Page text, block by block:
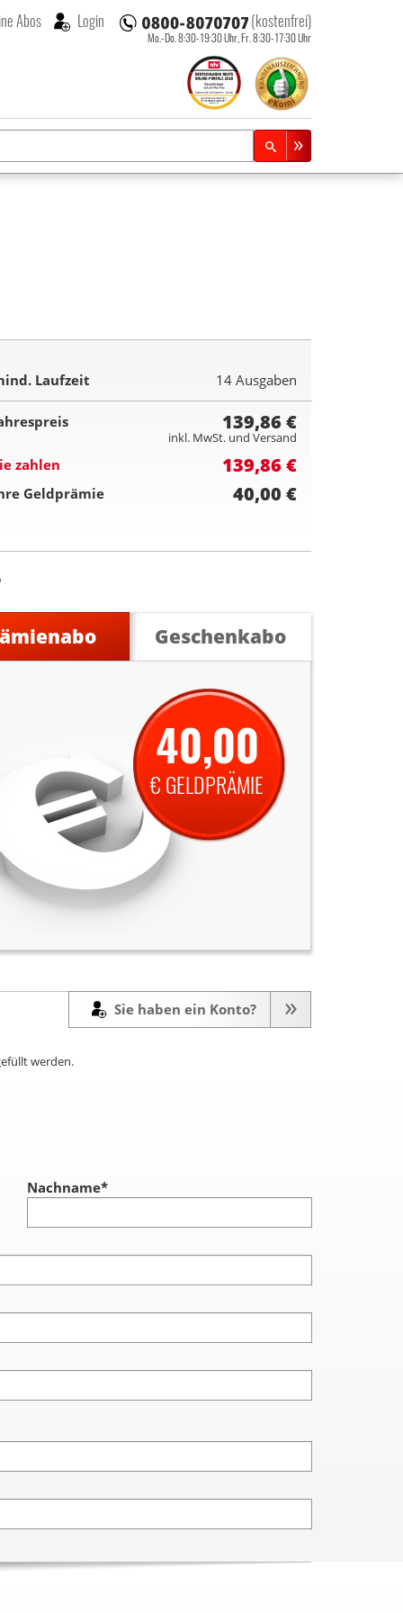
(kostenfrei)
Mo.-Do. 8:30-19:30 Uhr, Fr. 8:30-17:30 Uhr
Abos Login
Laufzeit 14 Ausgaben
139,86 €
inkl. MwSt. und Versand
zahlen 139,86 €
Geldprämie 40,00 €
Geschenkabo
40,00
€ GELDPRÄMIE
Sie haben ein Konto?
werden.
Nachname*